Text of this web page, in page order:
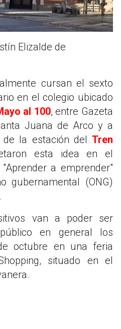
Elizalde de
cursan el sexto
en el colegio ubicado
al 100, entre Gazeta
Juana de Arco y a
la estación del Tren
esta idea en el
a emprender"
gubernamental (ONG)
van a poder ser
en general los
octubre en una feria
situado en el